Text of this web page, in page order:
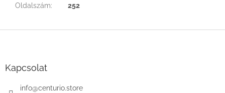
Oldalszám: 252
Kapcsolat
info@centurio.store